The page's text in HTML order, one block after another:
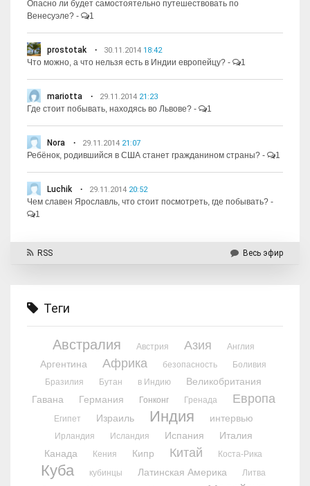
Опасно ли будет самостоятельно путешествовать по
Венесуэле? - 1
prostotak 30.11.2014 18:42
Что можно, а что нельзя есть в Индии европейцу? - 1
mariotta 29.11.2014 21:23
Где стоит побывать, находясь во Львове? - 1
Nora 29.11.2014 21:07
Ребёнок, родившийся в США станет гражданином страны? - 1
Luchik 29.11.2014 20:52
Чем славен Ярославль, что стоит посмотреть, где побывать? -
1
RSS Весь эфир
Теги
Австралия Австрия Азия Англия
Аргентина Африка безопасность
Боливия
Бразилия
Бутан в Индию
Великобритания
Гавана
Германия Гонконг Гренада Европа
Египет Израиль Индия интервью
Ирландия Исландия Испания
Италия
Канада
Кения Кипр Китай Коста-Рика
Куба кубинцы Латинская Америка
Литва